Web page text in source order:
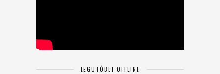
LEGUTÓBBI OFFLINE